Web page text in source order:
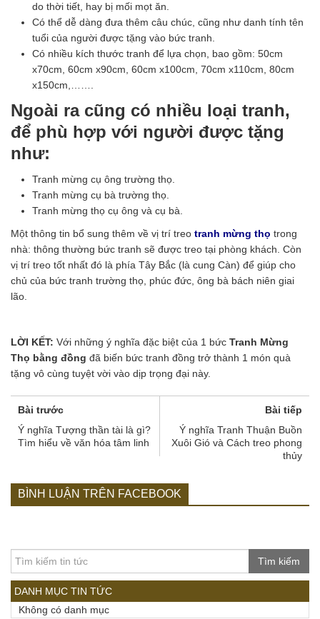
do thời tiết, hay bị mối mọt ăn.
Có thể dễ dàng đưa thêm câu chúc, cũng như danh tính tên
tuổi của người được tặng vào bức tranh.
Có nhiều kích thước tranh để lựa chọn, bao gồm: 50cm
x70cm, 60cm x90cm, 60cm x100cm, 70cm x110cm, 80cm
x150cm,…….
Ngoài ra cũng có nhiều loại tranh,
để phù hợp với người được tặng
như:
Tranh mừng cụ ông trường thọ.
Tranh mừng cụ bà trường thọ.
Tranh mừng thọ cụ ông và cụ bà.
Một thông tin bổ sung thêm về vị trí treo tranh mừng thọ trong
nhà: thông thường bức tranh sẽ được treo tại phòng khách. Còn
vị trí treo tốt nhất đó là phía Tây Bắc (là cung Càn) để giúp cho
chủ của bức tranh trường thọ, phúc đức, ông bà bách niên giai
lão.
LỜI KẾT: Với những ý nghĩa đặc biệt của 1 bức Tranh Mừng
Thọ bằng đồng đã biến bức tranh đồng trở thành 1 món quà
tặng vô cùng tuyệt vời vào dịp trọng đại này.
Bài trước
Ý nghĩa Tượng thần tài là gì?
Tìm hiểu về văn hóa tâm linh
Bài tiếp
Ý nghĩa Tranh Thuận Buồn
Xuôi Gió và Cách treo phong
thủy
BÌNH LUẬN TRÊN FACEBOOK
Tìm kiếm
DANH MỤC TIN TỨC
Không có danh mục